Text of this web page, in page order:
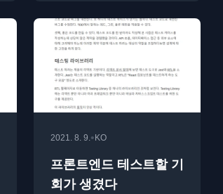
2021. 8. 9.• KO
프론트엔드 테스트할 기
회가 생겼다